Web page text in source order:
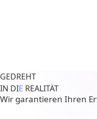
GEDREHT
IN DIE REALITÄT
Wir garantieren Ihren